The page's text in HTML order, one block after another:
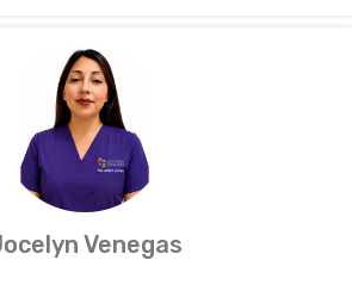
Venegas